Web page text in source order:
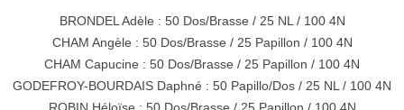
BRONDEL Adèle : 50 Dos/Brasse / 25 NL / 100 4N
CHAM Angèle : 50 Dos/Brasse / 25 Papillon / 100 4N
CHAM Capucine : 50 Dos/Brasse / 25 Papillon / 100 4N
GODEFROY-BOURDAIS Daphné : 50 Papillo/Dos / 25 NL / 100 4N
ROBIN Héloïse : 50 Dos/Brasse / 25 Papillon / 100 4N